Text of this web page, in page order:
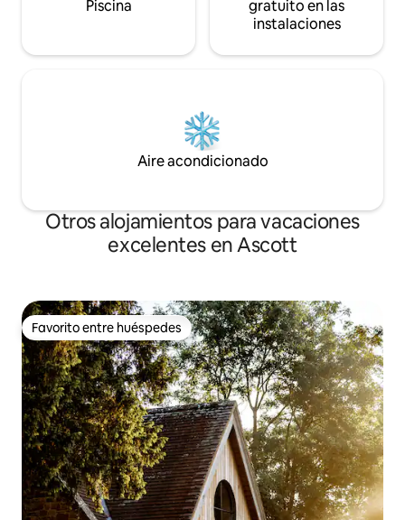
Piscina
gratuito en las
instalaciones
Aire acondicionado
Otros alojamientos para vacaciones
excelentes en Ascott
Favorito entre huéspedes
Favorito entre huéspedes